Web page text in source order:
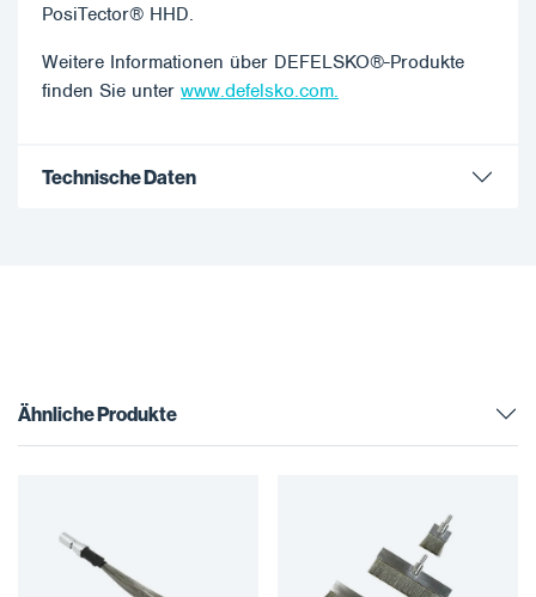
PosiTector® HHD.
Weitere Informationen über DEFELSKO®-Produkte
finden Sie unter www.defelsko.com.
Technische Daten
Ähnliche Produkte